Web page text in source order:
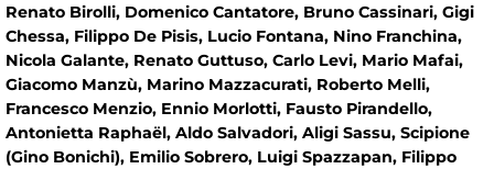
Renato Birolli, Domenico Cantatore, Bruno Cassinari, Gigi
Chessa, Filippo De Pisis, Lucio Fontana, Nino Franchina,
Nicola Galante, Renato Guttuso, Carlo Levi, Mario Mafai,
Giacomo Manzù, Marino Mazzacurati, Roberto Melli,
Francesco Menzio, Ennio Morlotti, Fausto Pirandello,
Antonietta Raphaël, Aldo Salvadori, Aligi Sassu, Scipione
(Gino Bonichi), Emilio Sobrero, Luigi Spazzapan, Filippo